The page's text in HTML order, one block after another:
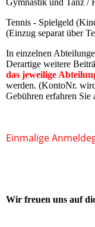
Gymnastik und Tanz /
Tennis - Spielgeld
(Einzug separat über
In einzelnen
Derartige weitere
das jeweilige
werden. (KontoNr.
Gebühren erfahren Sie
Einmalige
Wir freuen uns auf